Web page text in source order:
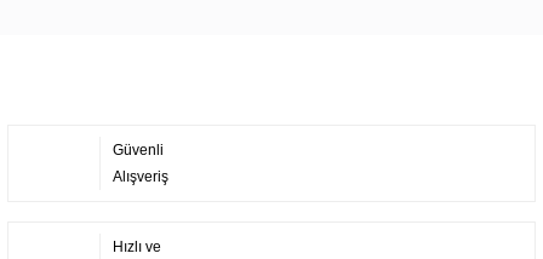
Güvenli
Alışveriş
Hızlı ve